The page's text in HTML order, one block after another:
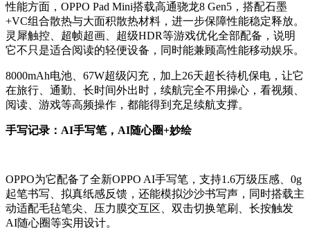
性能方面，OPPO Pad Mini搭载高通骁龙8 Gen5，搭配石墨
+VC组合散热与大面积散热材料，进一步保障性能稳定释放。
灵犀触控、超帧超画、超级HDR等游戏优化全部配备，说明
它不只是适合阅读的轻便设备，同时能兼顾高性能移动娱乐。
8000mAh电池、67W超级闪充，加上26天超长待机保电，让它
在旅行、通勤、长时间外出时，续航完全不用操心，看视频、
阅读、游戏等高频操作，都能得到充足续航支撑。
手写记录：AI手写笔，AI随心圈+妙绘
OPPO为它配备了全新OPPO AI手写笔，支持1.6万级压感、0g
起笔书写、拟真纸感反馈，还能模拟沙沙书写声，同时搭载主
动适配毛毡笔尖、压力膜交互区、双击切换笔刷、长按触发
AI随心圈等实用设计。